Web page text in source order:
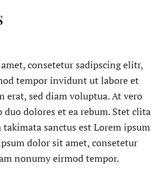
consetetur sadipscing elitr,
tempor invidunt ut labore et
erat, sed diam voluptua. At vero
duo dolores et ea rebum. Stet clita
takimata sanctus est Lorem ipsum
dolor sit amet, consetetur
nonumy eirmod tempor.